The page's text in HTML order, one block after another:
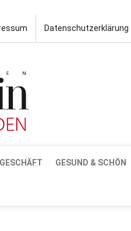
Datenschutzerklärung
GESCHÄFT GESUND & SCHÖN